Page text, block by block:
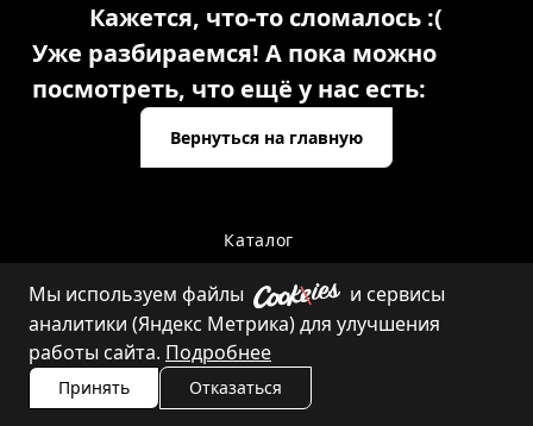
Кажется, что-то сломалось :(
Уже разбираемся! А пока можно
посмотреть, что ещё у нас есть:
Вернуться на главную
Каталог
Контакты
Мы используем файлы
и сервисы
аналитики (Яндекс Метрика) для улучшения
работы сайта. Подробнее
Принять Отказаться